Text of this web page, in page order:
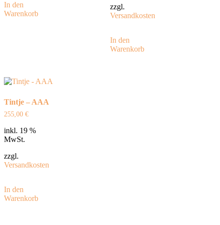
In den
Warenkorb
zzgl.
Versandkosten
In den
Warenkorb
Tintje – AAA
255,00 €
inkl. 19 %
MwSt.
zzgl.
Versandkosten
In den
Warenkorb